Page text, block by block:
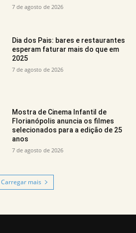
7 de agosto de 2026
Dia dos Pais: bares e restaurantes
esperam faturar mais do que em
2025
7 de agosto de 2026
Mostra de Cinema Infantil de
Florianópolis anuncia os filmes
selecionados para a edição de 25
anos
7 de agosto de 2026
Carregar mais